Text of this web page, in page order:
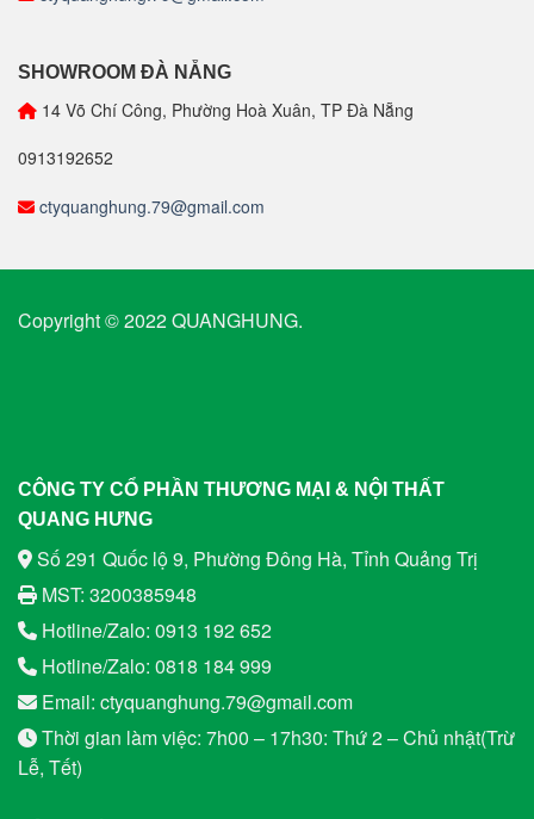
SHOWROOM ĐÀ NẴNG
14 Võ Chí Công, Phường Hoà Xuân, TP Đà Nẵng
0913192652
ctyquanghung.79@gmail.com
Copyright © 2022 QUANGHUNG.
CÔNG TY CỔ PHẦN THƯƠNG MẠI & NỘI THẤT
QUANG HƯNG
Số 291 Quốc lộ 9, Phường Đông Hà, Tỉnh Quảng Trị
MST: 3200385948
Hotline/Zalo: 0913 192 652
Hotline/Zalo: 0818 184 999
Email: ctyquanghung.79@gmail.com
Thời gian làm việc: 7h00 – 17h30: Thứ 2 – Chủ nhật(Trừ
Lễ, Tết)